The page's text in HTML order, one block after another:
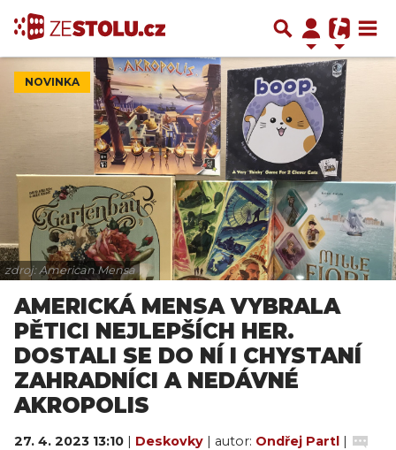
NOVINKA
zdroj: American Mensa
AMERICKÁ MENSA VYBRALA
PĚTICI NEJLEPŠÍCH HER.
DOSTALI SE DO NÍ I CHYSTANÍ
ZAHRADNÍCI A NEDÁVNÉ
AKROPOLIS
27. 4. 2023 13:10 | Deskovky | autor: Ondřej Partl |